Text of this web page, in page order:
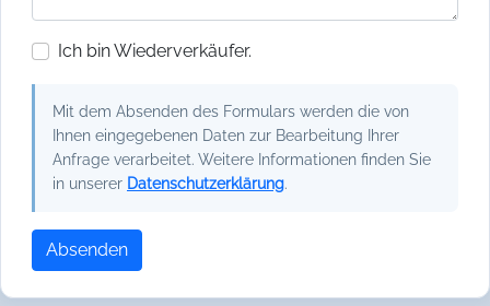
Ich bin Wiederverkäufer.
Mit dem Absenden des Formulars werden die von
Ihnen eingegebenen Daten zur Bearbeitung Ihrer
Anfrage verarbeitet. Weitere Informationen finden Sie
in unserer Datenschutzerklärung.
Absenden